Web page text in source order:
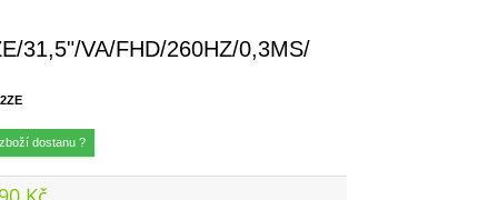
31,5"/VA/FHD/260HZ/0,3MS/
dostanu ?